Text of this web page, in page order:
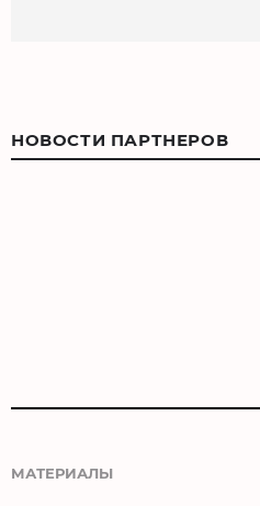
НОВОСТИ ПАРТНЕРОВ
МАТЕРИАЛЫ